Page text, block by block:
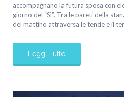
accompagnano la futura sposa con
giorno del “Sì”. Tra le pareti della
del mattino attraversa le tende e il
Leggi Tutto